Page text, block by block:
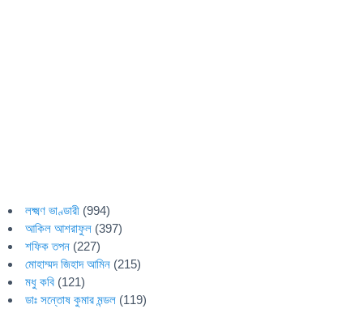
লক্ষ্মণ ভাণ্ডারী (994)
আকিল আশরাফুল (397)
শফিক তপন (227)
মোহাম্মদ জিহাদ আমিন (215)
মধু কবি (121)
ডাঃ সন্তোষ কুমার মন্ডল (119)